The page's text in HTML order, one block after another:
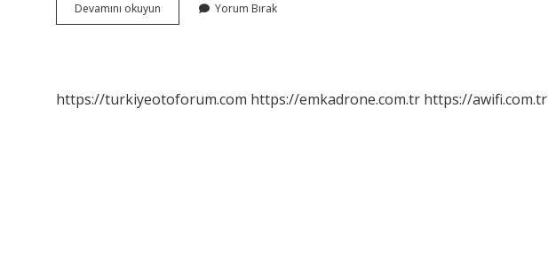
Devamını okuyun
Emzirme
Yorum Bırak
https://turkiyeotoforum.com https://emkadrone.com.tr https://awifi.com.tr